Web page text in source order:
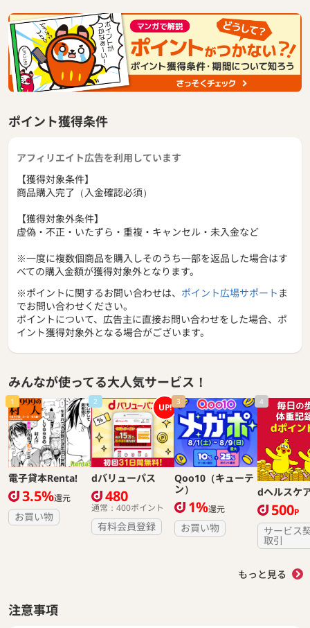
ポイント獲得条件
アフィリエイト広告を利用しています
【獲得対象条件】
商品購入完了（入金確認必須）
【獲得対象外条件】
虚偽・不正・いたずら・重複・キャンセル・未入金など
※一度に複数個商品を購入しそのうち一部を返品した場合はす
べての購入金額が獲得対象外となります。
※ポイントに関するお問い合わせは、 ポイント広場サポート ま
でお問い合わせください。
ポイントについて、広告主に直接お問い合わせをした場合、ポ
イント獲得対象外となる場合がございます。
みんなが使ってる大人気サービス！
1
電子貸本Renta!
3.5%還元
お買い物
2 UP!
dバリューパス
480
通常：400ポイント
有料会員登録
3
Qoo10（キューテ
ン）
1%還元
お買い物
4
dヘルスケ
500P
サービス
取引
もっと見る
注意事項